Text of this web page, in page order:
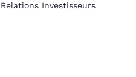
Relations Investisseurs